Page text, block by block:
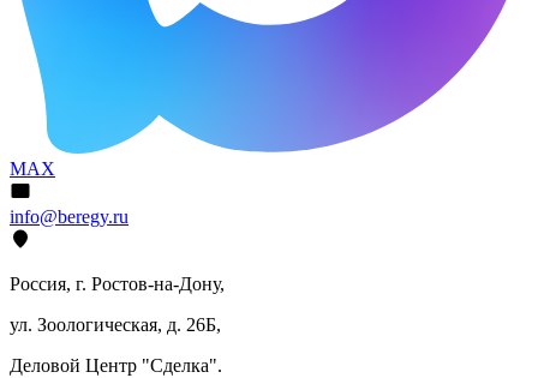
MAX
info@beregy.ru
Россия, г. Ростов-на-Дону,
ул. Зоологическая, д. 26Б,
Деловой Центр "Сделка".